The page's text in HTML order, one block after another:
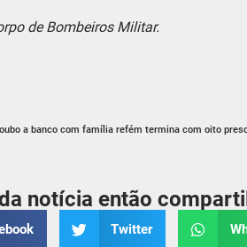
de Bombeiros Militar.
a banco com família refém termina com oito
notícia então
Twitter